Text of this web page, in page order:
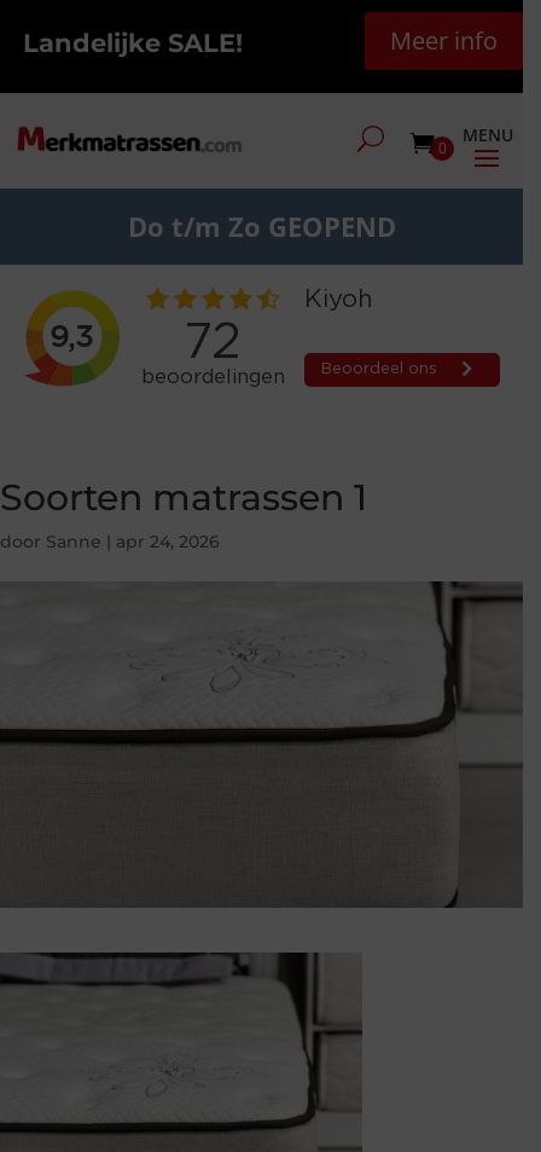
Landelijke SALE! Meer info
0
Do t/m Zo GEOPEND
Soorten matrassen 1
door Sanne | apr 24, 2026